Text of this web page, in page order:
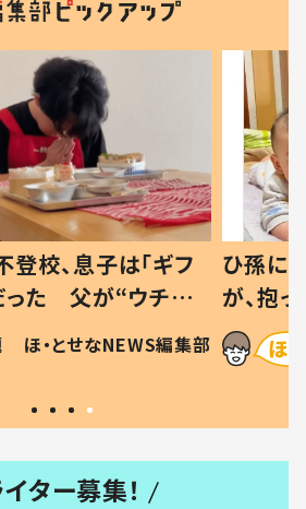
登校、息子は「ギフ
った 父が“ウチ給
続ける理由とは #令
和の子
ほ・とせなNEWS編集部
ひ孫に
が、抱
に「涙
方ない」
ター募集！